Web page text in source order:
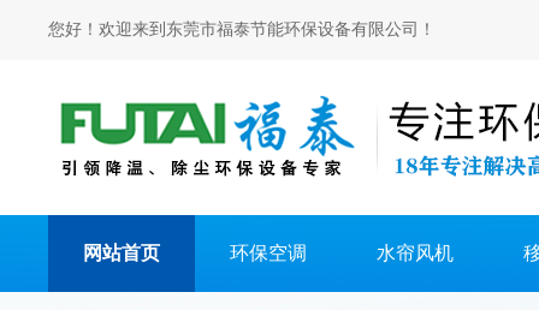
您好！欢迎来到东莞市福泰节能环保设备有限公司！
网站首页 环保空调 水帘风机